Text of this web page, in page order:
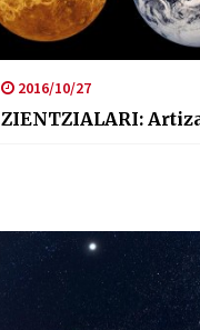
2016/10/27
ZIENTZIALARI: